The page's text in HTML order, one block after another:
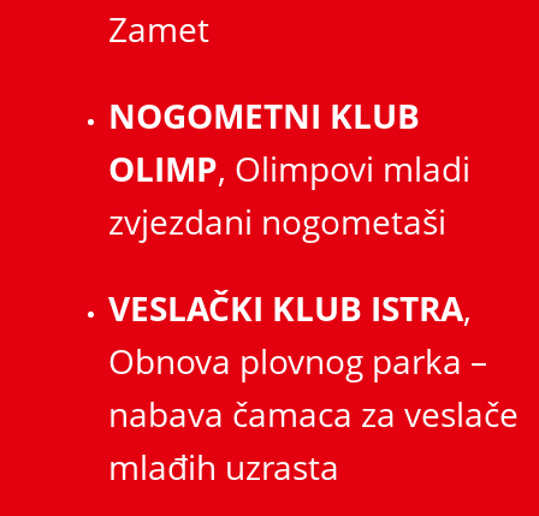
Zamet
NOGOMETNI KLUB
OLIMP, Olimpovi mladi
zvjezdani nogometaši
VESLAČKI KLUB ISTRA,
Obnova plovnog parka –
nabava čamaca za veslače
mlađih uzrasta